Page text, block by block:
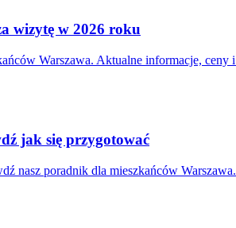
wizytę w 2026 roku
Warszawa. Aktualne informacje, ceny
jak się przygotować
nasz poradnik dla mieszkańców